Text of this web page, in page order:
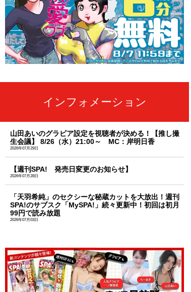
インフォメーション
山田あいのグラビア設定を視聴者が決める！【推し撮
生会議】 8/26（水）21:00～ MC：岸明日香
2026年07月29日
【週刊SPA! 発売日変更のお知らせ】
2026年07月28日
「天羽希純」のセクシーな秘蔵カットを大放出！週刊
SPA!のサブスク「MySPA!」続々更新中！初回は初月
99円で読み放題
2026年07月03日